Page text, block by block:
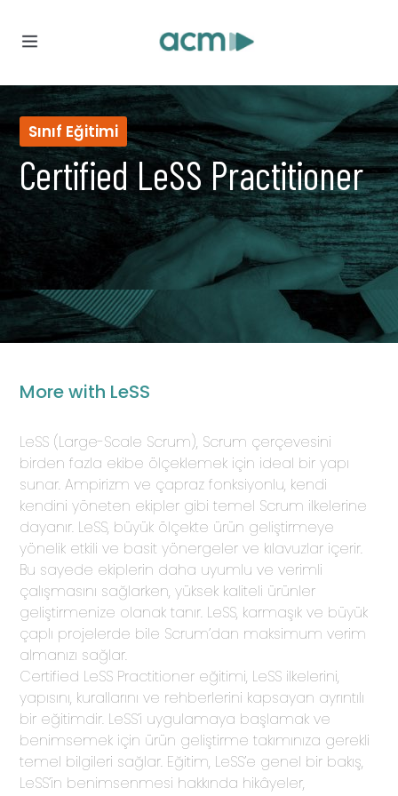
Organizasyon
Dönüşümü
Onabu.ai
Agile
Organizasyonel
Dönüşüm
&
Eğitimleri
AI
Innovation
Sprint
Organizasyonel
Ağ
Analizi
(ONA)
Objectives
&
Key
Results
Metrics:
Reframed
Enterprise
Agility
Kitaplar
Podcast
ACM
&
HBR
Türkiye
Whitepaper
Raporlar
Çevik
Sözlük
ACM
Hakkında
Uzman
Ekibimiz
Referanslarımız
Sınıf Eğitimi
Certified LeSS Practitioner
More with LeSS
LeSS (Large-Scale Scrum), Scrum çerçevesini
birden fazla ekibe ölçeklemek için ideal bir yapı
sunar. Ampirizm ve çapraz fonksiyonlu, kendi
kendini yöneten ekipler gibi temel Scrum ilkelerine
dayanır. LeSS, büyük ölçekte ürün geliştirmeye
yönelik etkili ve basit yönergeler ve kılavuzlar içerir.
Bu sayede ekiplerin daha uyumlu ve verimli
çalışmasını sağlarken, yüksek kaliteli ürünler
geliştirmenize olanak tanır. LeSS, karmaşık ve büyük
çaplı projelerde bile Scrum’dan maksimum verim
almanızı sağlar.
Certified LeSS Practitioner eğitimi, LeSS ilkelerini,
yapısını, kurallarını ve rehberlerini kapsayan ayrıntılı
bir eğitimdir. LeSS’i uygulamaya başlamak ve
benimsemek için ürün geliştirme takımınıza gerekli
temel bilgileri sağlar. Eğitim, LeSS’e genel bir bakış,
LeSS’in benimsenmesi hakkında hikâyeler,